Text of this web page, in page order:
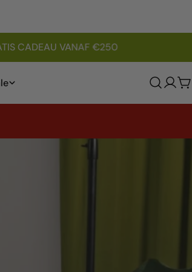
CADEAU VANAF €250
Log
in